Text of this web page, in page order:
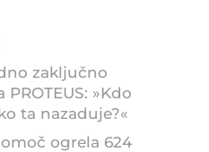
zaključno
»Kdo
ta nazaduje?«
ogrela 624